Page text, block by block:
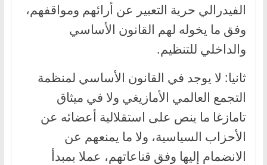
الفيدرالي حرية التعبير عن أرائهم ومواقفهم،
وفق ما يخوله لهم القانون الأساسي
والداخلي للتنظيم.
ثانيا: لا يوجد في القانون الأساسي لمنظمة
التجمع العالمي الأمازيغي ولا في ميثاق
تامازغا ما ينص على استقلالية أعضائه عن
الأحزاب السياسية، ولا ما يمنعهم عن
الانضمام إليها وفق قناعاتهم، عملا بمبدأ